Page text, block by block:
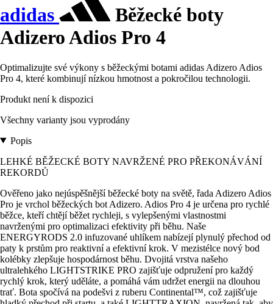
adidas
Běžecké boty
Adizero Adios Pro 4
Optimalizujte své výkony s běžeckými botami adidas Adizero Adios
Pro 4, které kombinují nízkou hmotnost a pokročilou technologii.
Produkt není k dispozici
Všechny varianty jsou vyprodány
Popis
LEHKÉ BĚŽECKÉ BOTY NAVRŽENÉ PRO PŘEKONÁVÁNÍ
REKORDŮ
Ověřeno jako nejúspěšnější běžecké boty na světě, řada Adizero Adios
Pro je vrchol běžeckých bot Adizero. Adios Pro 4 je určena pro rychlé
běžce, kteří chtějí běžet rychleji, s vylepšenými vlastnostmi
navrženými pro optimalizaci efektivity při běhu. Naše
ENERGYRODS 2.0 infuzované uhlíkem nabízejí plynulý přechod od
paty k prstům pro reaktivní a efektivní krok. V mezistélce nový bod
kolébky zlepšuje hospodárnost běhu. Dvojitá vrstva našeho
ultralehkého LIGHTSTRIKE PRO zajišťuje odpružení pro každý
rychlý krok, který uděláte, a pomáhá vám udržet energii na dlouhou
trať. Bota spočívá na podešvi z ruberu Continental™, což zajišťuje